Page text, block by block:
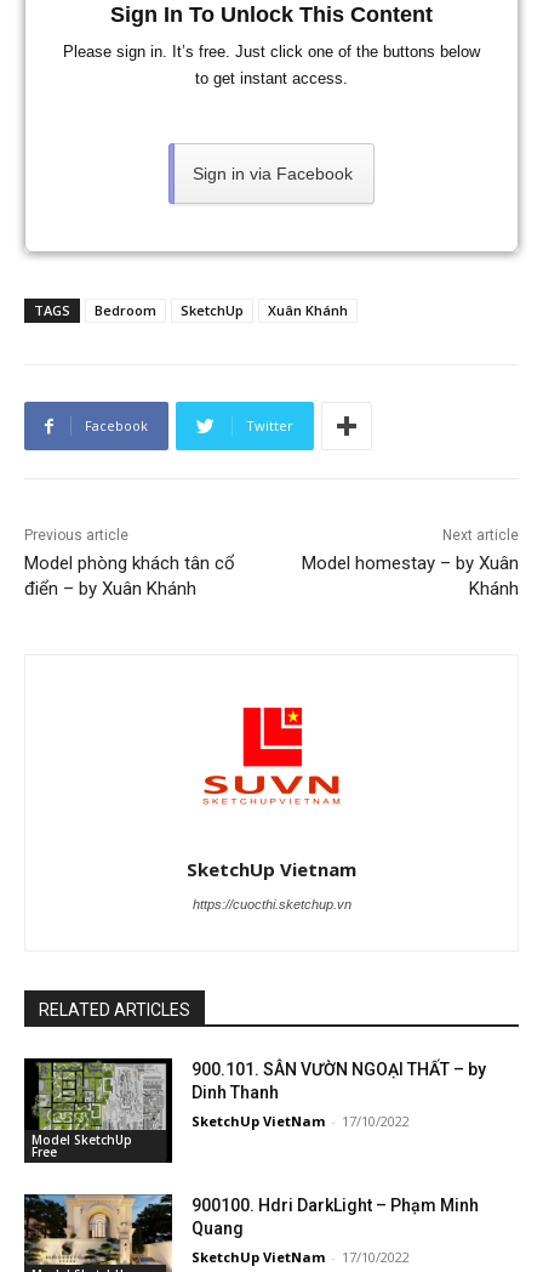
Sign In To Unlock This Content
Please sign in. It’s free. Just click one of the buttons below
to get instant access.
Sign in via Facebook
TAGS Bedroom SketchUp Xuân Khánh
Facebook Twitter
Previous article
Model phòng khách tân cổ
điển – by Xuân Khánh
Next article
Model homestay – by Xuân
Khánh
SketchUp Vietnam
https://cuocthi.sketchup.vn
RELATED ARTICLES
Model SketchUp
Free
900.101. SÂN VƯỜN NGOẠI THẤT – by
Dinh Thanh
SketchUp VietNam - 17/10/2022
900100. Hdri DarkLight – Phạm Minh
Quang
SketchUp VietNam - 17/10/2022